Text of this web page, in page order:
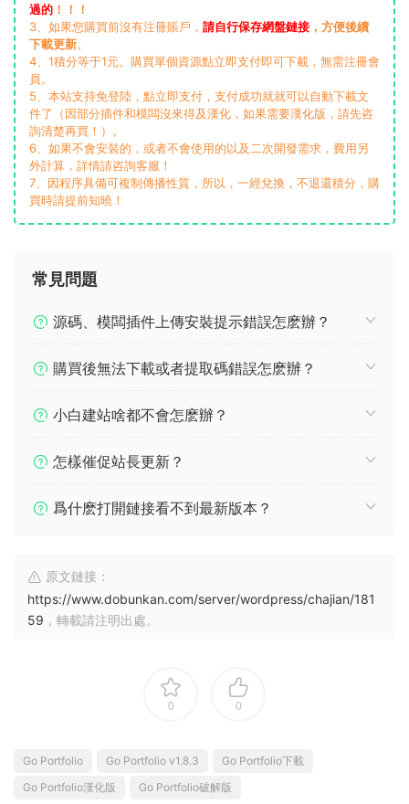
過的 ！！！
3、如果您購買前沒有注冊賬戶， 請自行保存網盤鏈接 ，方便後續
下載更新。
4、1積分等于1元。購買單個資源點立即支付即可下載，無需注冊會
員。
5、本站支持免登陸，點立即支付，支付成功就就可以自動下載文
件了（因部分插件和模闆沒來得及漢化，如果需要漢化版，請先咨
詢清楚再買！）。
6、如果不會安裝的，或者不會使用的以及二次開發需求，費用另
外計算，詳情請咨詢客服！
7、因程序具備可複制傳播性質，所以，一經兌換，不退還積分，購
買時請提前知曉！
常見問題
源碼、模闆插件上傳安裝提示錯誤怎麽辦？
購買後無法下載或者提取碼錯誤怎麽辦？
小白建站啥都不會怎麽辦？
怎樣催促站長更新？
爲什麽打開鏈接看不到最新版本？
原文鏈接：
https://www.dobunkan.com/server/wordpress/chajian/181
59 ，轉載請注明出處。
0 0
Go Portfolio Go Portfolio v1.8.3
Go Portfolio下載
Go Portfolio漢化版
Go Portfolio破解版